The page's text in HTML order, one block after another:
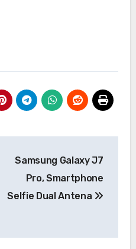
Samsung Galaxy J7
Pro, Smartphone
Selfie Dual Antena